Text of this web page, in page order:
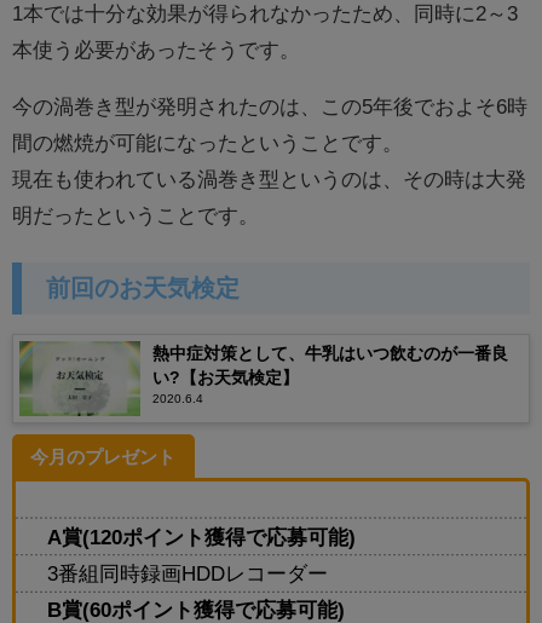
1本では十分な効果が得られなかったため、同時に2～3
本使う必要があったそうです。
今の渦巻き型が発明されたのは、この5年後でおよそ6時
間の燃焼が可能になったということです。
現在も使われている渦巻き型というのは、その時は大発
明だったということです。
前回のお天気検定
熱中症対策として、牛乳はいつ飲むのが一番良
い?【お天気検定】
2020.6.4
今月のプレゼント
A賞(120ポイント獲得で応募可能)
3番組同時録画HDDレコーダー
B賞(60ポイント獲得で応募可能)